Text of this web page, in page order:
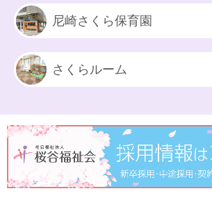
尼崎さくら保育園
さくらルーム